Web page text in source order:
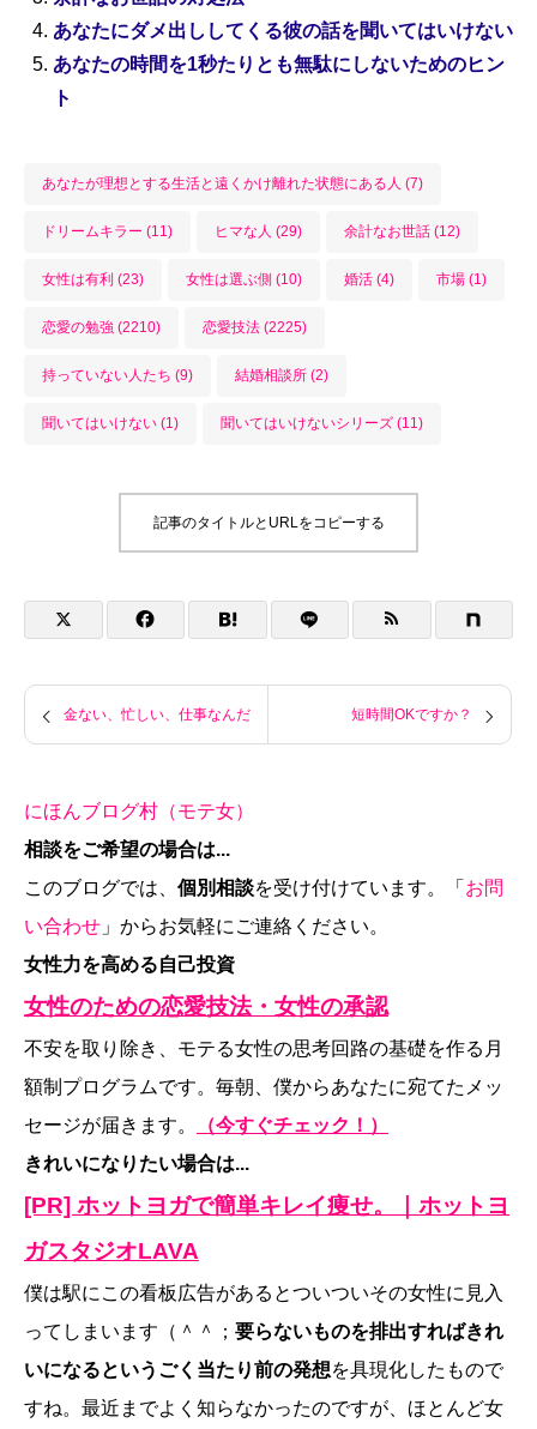
あなたにダメ出ししてくる彼の話を聞いてはいけない
あなたの時間を1秒たりとも無駄にしないためのヒン
ト
あなたが理想とする生活と遠くかけ離れた状態にある人 (7)
ドリームキラー (11) ヒマな人 (29) 余計なお世話 (12)
女性は有利 (23) 女性は選ぶ側 (10) 婚活 (4) 市場 (1)
恋愛の勉強 (2210) 恋愛技法 (2225)
持っていない人たち (9) 結婚相談所 (2)
聞いてはいけない (1) 聞いてはいけないシリーズ (11)
記事のタイトルとURLをコピーする
金ない、忙しい、仕事なんだ 短時間OKですか？
にほんブログ村（モテ女）
相談をご希望の場合は...
このブログでは、 個別相談を受け付けています。「 お問
い合わせ 」からお気軽にご連絡ください。
女性力を高める自己投資
女性のための恋愛技法・女性の承認
不安を取り除き、モテる女性の思考回路の基礎を作る月
額制プログラムです。毎朝、僕からあなたに宛てたメッ
セージが届きます。
（今すぐチェック！）
きれいになりたい場合は...
[PR] ホットヨガで簡単キレイ痩せ。｜ホットヨ
ガスタジオLAVA
僕は駅にこの看板広告があるとついついその女性に見入
ってしまいます（＾＾； 要らないものを排出すればきれ
いになるというごく当たり前の発想を具現化したもので
すね。最近までよく知らなかったのですが、ほとんど女